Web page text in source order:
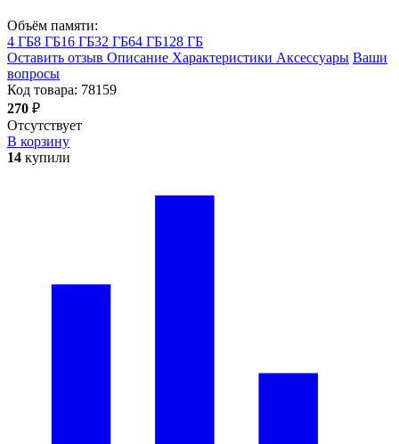
Объём памяти:
4 ГБ8 ГБ16 ГБ32 ГБ64 ГБ128 ГБ
Оставить отзыв Описание Характеристики Аксессуары Ваши
вопросы
Код товара: 78159
270 ₽
Отсутствует
В корзину
14 купили